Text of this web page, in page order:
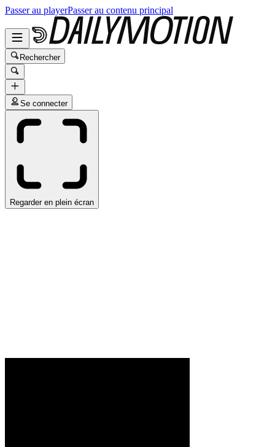
Passer au playerPasser au contenu principal
Rechercher
Se connecter
Regarder en plein écran